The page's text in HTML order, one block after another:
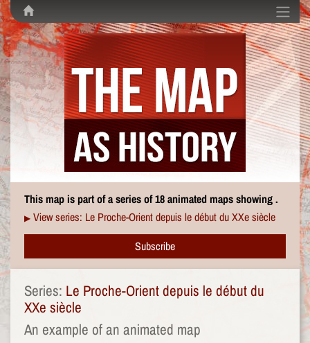
This map is part of a series of 18 animated maps showing .
▶ View series: Le Proche-Orient depuis le début du XXe siècle
Subscribe
Series: Le Proche-Orient depuis le début du
XXe siècle
An example of an animated map